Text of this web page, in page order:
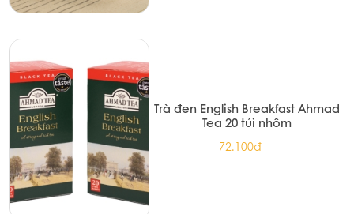
Trà đen English Breakfast Ahmad
Tea 20 túi nhôm
72.100đ